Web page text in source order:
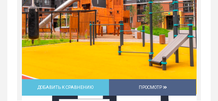
ДОБАВИТЬ К СРАВНЕНИЮ ПРОСМОТР